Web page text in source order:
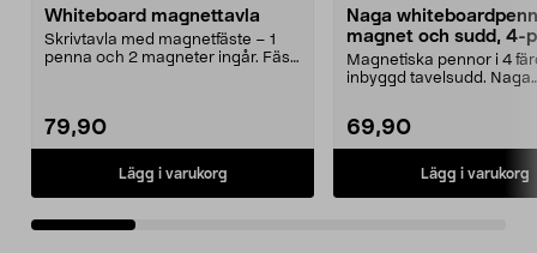
Whiteboard magnettavla
Skrivtavla med magnetfäste – 1
penna och 2 magneter ingår. Fäst
79,90
Lägg i varukorg
Naga
magnet och sudd, 4-
Magnetiska pennor i 4
inbyggd tavelsudd. Naga
69,90
Lägg i varukorg